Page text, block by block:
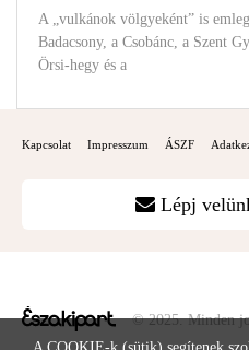
A „vulkánok völgyeként” is
Badacsony, a Csobánc, a Szent
Örsi-hegy és a
Kapcsolat Impresszum ÁSZF
Lépj
© 2025. Minden